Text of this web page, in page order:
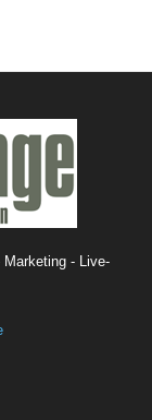
Marketing - Live-